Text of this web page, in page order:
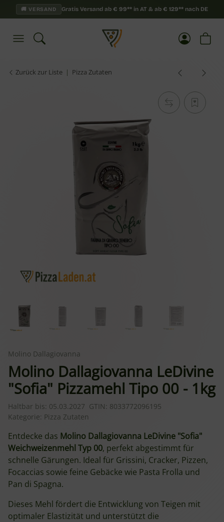
🚚 VERSAND Gratis Versand ab € 99** in AT & ab € 129** nach DE
Zurück zur Liste Pizza Zutaten
Molino Dallagiovanna
Molino Dallagiovanna LeDivine
"Sofia" Pizzamehl Tipo 00 - 1kg
Haltbar bis: 05.03.2027 GTIN: 8033772096195
Kategorie: Pizza Zutaten
Entdecke das Molino Dallagiovanna LeDivine "Sofia"
Weichweizenmehl Typ 00, perfekt abgestimmt für
schnelle Gärungen. Ideal für Grissini, Cracker, Pizzen,
Focaccias sowie feine Gebäcke wie Pasta Frolla und
Pan di Spagna.
Dieses Mehl fördert die Entwicklung von Teigen mit
optimaler Elastizität und unterstützt die